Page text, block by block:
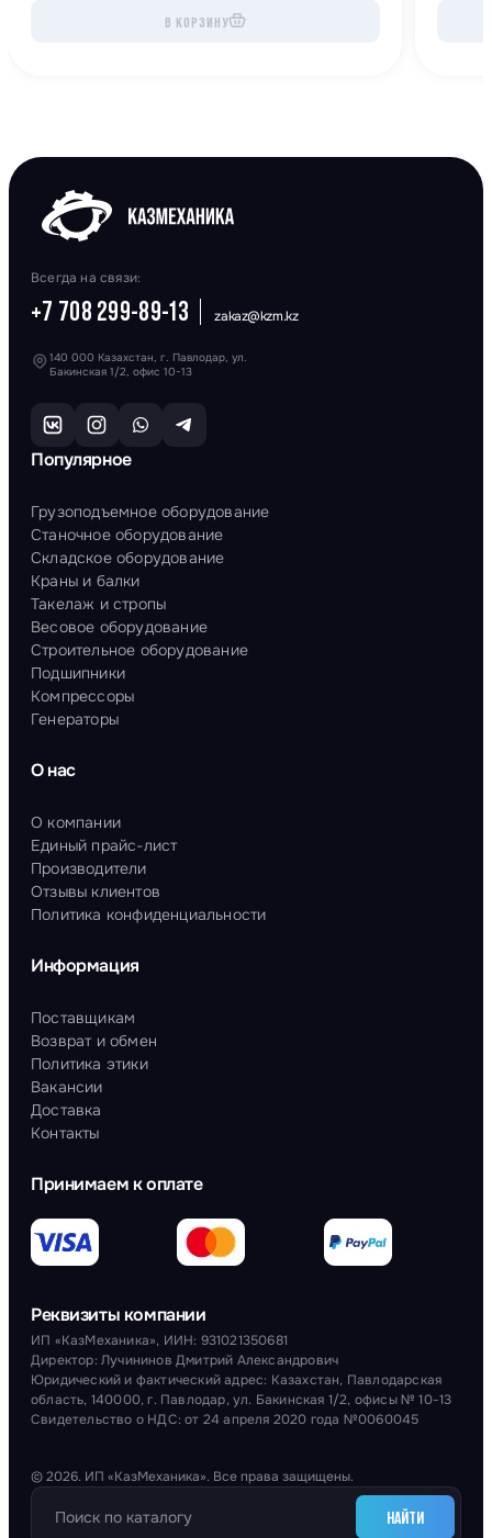
В КОРЗИНУ
Всегда на связи:
+7 708 299-89-13 zakaz@kzm.kz
140 000 Казахстан, г. Павлодар, ул.
Бакинская 1/2, офис 10-13
Популярное
Грузоподъемное оборудование
Станочное оборудование
Складское оборудование
Краны и балки
Такелаж и стропы
Весовое оборудование
Строительное оборудование
Подшипники
Компрессоры
Генераторы
О нас
О компании
Единый прайс-лист
Производители
Отзывы клиентов
Политика конфиденциальности
Информация
Поставщикам
Возврат и обмен
Политика этики
Вакансии
Доставка
Контакты
Принимаем к оплате
Реквизиты компании
ИП «КазМеханика», ИИН: 931021350681
Директор: Лучининов Дмитрий Александрович
Юридический и фактический адрес: Казахстан, Павлодарская
область, 140000, г. Павлодар, ул. Бакинская 1/2, офисы № 10-13
Свидетельство о НДС: от 24 апреля 2020 года №0060045
© 2026. ИП «КазМеханика». Все права защищены.
НАЙТИ